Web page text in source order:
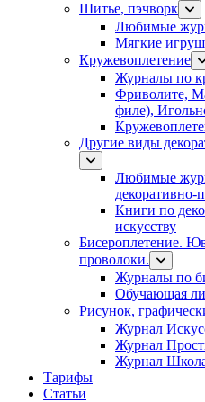
Шитье, пэчворк
Любимые
Мягкие
Кружевоплетение
Журналы по
Фриволите,
филе),
Другие виды
Любимые
декоративно-
Книги по
искусству
Бисероплетение.
проволоки.
Журналы по
Обучающая
Рисунок,
Журнал
Журнал
Журнал
Тарифы
Статьи